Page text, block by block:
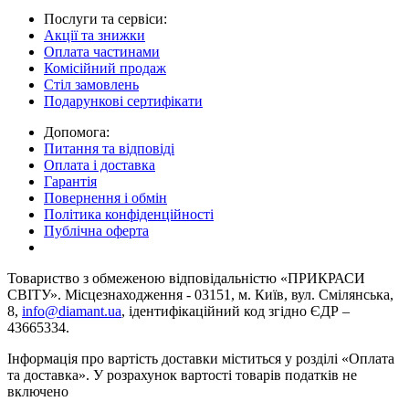
Послуги та сервіси:
Акції та знижки
Оплата частинами
Комісійний продаж
Стіл замовлень
Подарункові сертифікати
Допомога:
Питання та відповіді
Оплата і доставка
Гарантія
Повернення і обмін
Політика конфіденційності
Публічна оферта
Товариство з обмеженою вiдповiдальнiстю «ПРИКРАСИ
СВІТУ». Місцезнаходження - 03151, м. Київ, вул. Смілянська,
8, info@diamant.ua, ідентифікаційний код згідно ЄДР –
43665334.
Інформація про вартість доставки міститься у розділі «Оплата
та доставка». У розрахунок вартості товарів податків не
включено